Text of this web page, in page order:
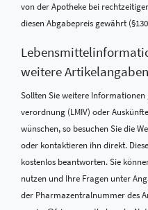
von der Apotheke bei
diesen Abgabepreis gewährt
weitere Artikelangaben
Sollten Sie weitere
verordnung (LMIV) oder
wünschen, so besuchen Sie die
oder kontaktieren ihn direkt.
kostenlos beantworten. Sie
nutzen und Ihre Fragen unter
der Pharmazentralnummer des